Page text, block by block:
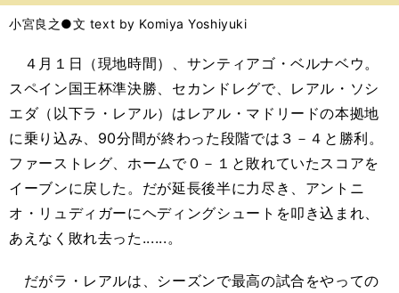
バ
小宮良之●文 text by Komiya Yoshiyuki
４月１日（現地時間）、サンティアゴ・ベルナベウ。
スペイン国王杯準決勝、セカンドレグで、レアル・ソシ
エダ（以下ラ・レアル）はレアル・マドリードの本拠地
に乗り込み、90分間が終わった段階では３－４と勝利。
ファーストレグ、ホームで０－１と敗れていたスコアを
イーブンに戻した。だが延長後半に力尽き、アントニ
オ・リュディガーにヘディングシュートを叩き込まれ、
あえなく敗れ去った......。
だがラ・レアルは、シーズンで最高の試合をやっての